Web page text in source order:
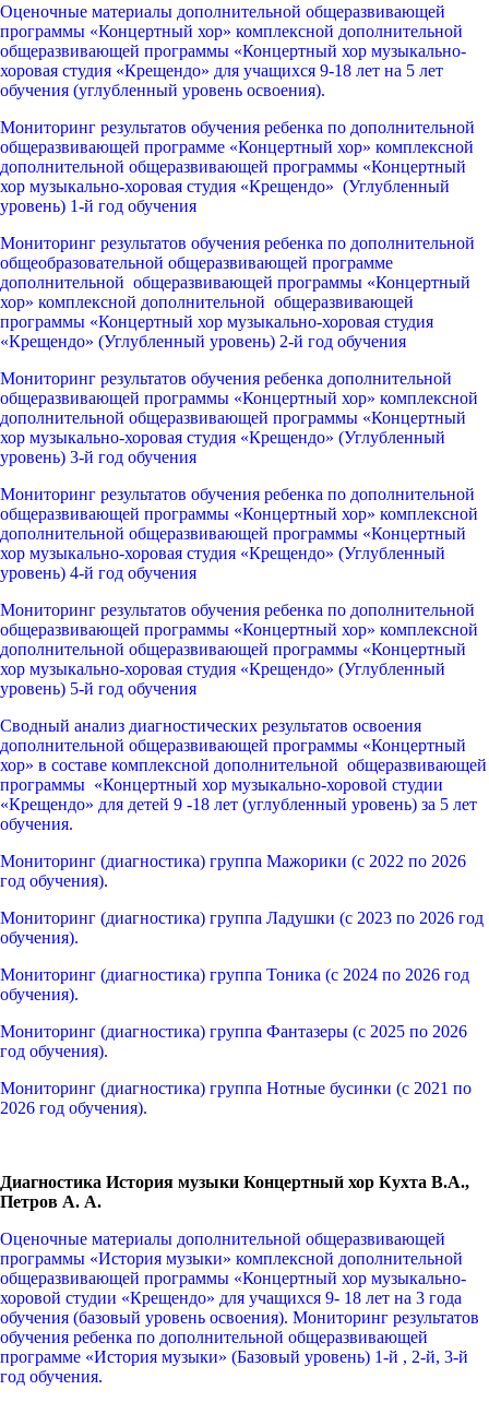
Оценочные материалы дополнительной общеразвивающей
программы «Концертный хор» комплексной дополнительной
общеразвивающей программы «Концертный хор музыкально-
хоровая студия «Крещендо» для учащихся 9-18 лет на 5 лет
обучения (углубленный уровень освоения).
Мониторинг результатов обучения ребенка по дополнительной
общеразвивающей программе «Концертный хор» комплексной
дополнительной общеразвивающей программы «Концертный
хор музыкально-хоровая студия «Крещендо» (Углубленный
уровень) 1-й год обучения
Мониторинг результатов обучения ребенка по дополнительной
общеобразовательной общеразвивающей программе
дополнительной общеразвивающей программы «Концертный
хор» комплексной дополнительной общеразвивающей
программы «Концертный хор музыкально-хоровая студия
«Крещендо» (Углубленный уровень) 2-й год обучения
Мониторинг результатов обучения ребенка дополнительной
общеразвивающей программы «Концертный хор» комплексной
дополнительной общеразвивающей программы «Концертный
хор музыкально-хоровая студия «Крещендо» (Углубленный
уровень) 3-й год обучения
Мониторинг результатов обучения ребенка по дополнительной
общеразвивающей программы «Концертный хор» комплексной
дополнительной общеразвивающей программы «Концертный
хор музыкально-хоровая студия «Крещендо» (Углубленный
уровень) 4-й год обучения
Мониторинг результатов обучения ребенка по дополнительной
общеразвивающей программы «Концертный хор» комплексной
дополнительной общеразвивающей программы «Концертный
хор музыкально-хоровая студия «Крещендо» (Углубленный
уровень) 5-й год обучения
Сводный анализ диагностических результатов освоения
дополнительной общеразвивающей программы «Концертный
хор» в составе комплексной дополнительной общеразвивающей
программы «Концертный хор музыкально-хоровой студии
«Крещендо» для детей 9 -18 лет (углубленный уровень) за 5 лет
обучения.
Мониторинг (диагностика) группа Мажорики (с 2022 по 2026
год обучения).
Мониторинг (диагностика) группа Ладушки (с 2023 по 2026 год
обучения).
Мониторинг (диагностика) группа Тоника (с 2024 по 2026 год
обучения).
Мониторинг (диагностика) группа Фантазеры (с 2025 по 2026
год обучения).
Мониторинг (диагностика) группа Нотные бусинки (с 2021 по
2026 год обучения).
Диагностика История музыки Концертный хор Кухта В.А.,
Петров А. А.
Оценочные материалы дополнительной общеразвивающей
программы «История музыки» комплексной дополнительной
общеразвивающей программы «Концертный хор музыкально-
хоровой студии «Крещендо» для учащихся 9- 18 лет на 3 года
обучения (базовый уровень освоения). Мониторинг результатов
обучения ребенка по дополнительной общеразвивающей
программе «История музыки» (Базовый уровень) 1-й , 2-й, 3-й
год обучения.